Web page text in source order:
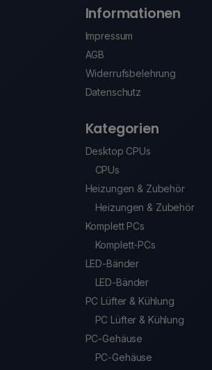
Informationen
Impressum
AGB
Widerrufsbelehrung
Datenschutz
Kategorien
Desktop CPUs
CPUs
Heizungen & Zubehör
Heizungen & Zubehör
Komplett PCs
Komplett-PCs
LED-Bänder
LED-Bänder
PC Lüfter & Kühlung
PC Lüfter & Kühlung
PC-Gehäuse
PC-Gehäuse